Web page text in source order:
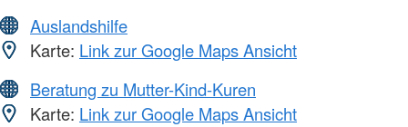
Auslandshilfe
Karte: Link zur Google Maps Ansicht
Beratung zu Mutter-Kind-Kuren
Karte: Link zur Google Maps Ansicht